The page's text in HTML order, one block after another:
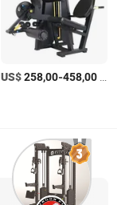
US$258,00-458,00